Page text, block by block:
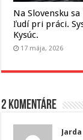
Na Slovensku
ľudí pri práci.
Kysúc.
17 mája, 2026
2 komentáre
Jarda